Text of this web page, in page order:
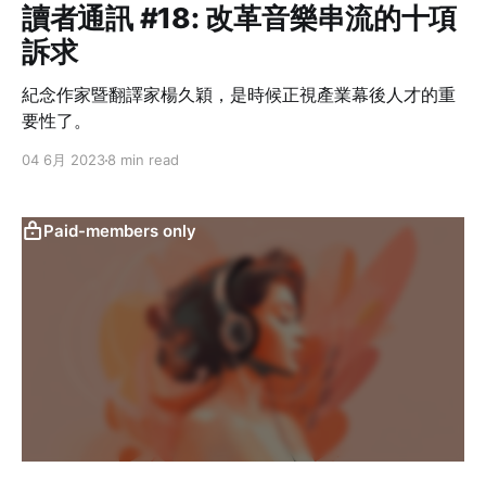
讀者通訊 #18: 改革音樂串流的十項
訴求
紀念作家暨翻譯家楊久穎，是時候正視產業幕後人才的重
要性了。
04 6月 20238 min read
Paid-members only